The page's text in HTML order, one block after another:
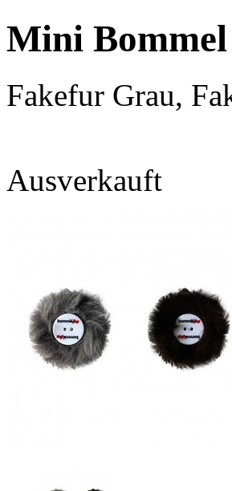
Mini Bommel
Fakefur Grau,
Ausverkauft